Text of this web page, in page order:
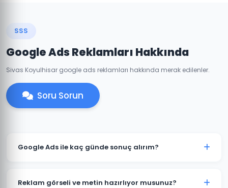
SSS
Google Ads Reklamları Hakkında
Sivas Koyulhisar google ads reklamları hakkında merak edilenler.
Soru Sorun
Google Ads ile kaç günde sonuç alırım?
kampanyası genellikle 7-14 gün içinde anlamlı trafik
Reklam görseli ve metin hazırlıyor musunuz?